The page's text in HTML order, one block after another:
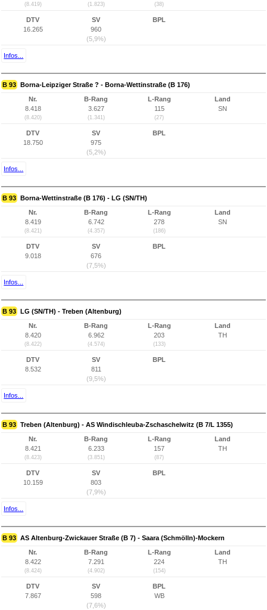
(8.419) (1.823) (38)
DTV
16.265
SV
960
(5,9%)
BPL
Infos...
B 93 Borna-Leipziger Straße ? - Borna-Wettinstraße (B 176)
Nr.
8.418
(8.420)
B-Rang
3.627
(1.341)
L-Rang
115
(27)
Land
SN
DTV
18.750
SV
975
(5,2%)
BPL
Infos...
B 93 Borna-Wettinstraße (B 176) - LG (SN/TH)
Nr.
8.419
(8.421)
B-Rang
6.742
(4.357)
L-Rang
278
(186)
Land
SN
DTV
9.018
SV
676
(7,5%)
BPL
Infos...
B 93 LG (SN/TH) - Treben (Altenburg)
Nr.
8.420
(8.422)
B-Rang
6.962
(4.574)
L-Rang
203
(133)
Land
TH
DTV
8.532
SV
811
(9,5%)
BPL
Infos...
B 93 Treben (Altenburg) - AS Windischleuba-Zschaschelwitz (B 7/L 1355)
Nr.
8.421
(8.423)
B-Rang
6.233
(3.851)
L-Rang
157
(87)
Land
TH
DTV
10.159
SV
803
(7,9%)
BPL
Infos...
B 93 AS Altenburg-Zwickauer Straße (B 7) - Saara (Schmölln)-Mockern
Nr.
8.422
(8.424)
B-Rang
7.291
(4.902)
L-Rang
224
(154)
Land
TH
DTV
7.867
SV
598
(7,6%)
BPL
WB